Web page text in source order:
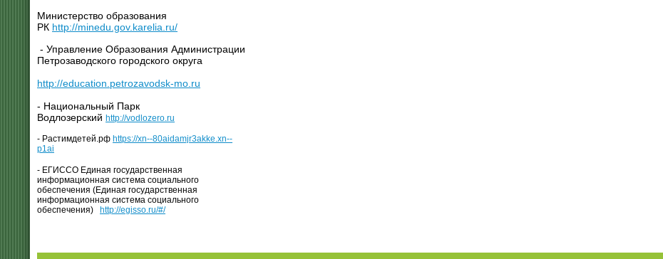
Министерство образования
РК http://minedu.gov.karelia.ru/
- Управление Образования Администрации
Петрозаводского городского округа
http://education.petrozavodsk-mo.ru
- Национальный Парк
Водлозерский http://vodlozero.ru
- Растимдетей.рф https://xn--80aidamjr3akke.xn--
p1ai
- ЕГИССО Единая государственная
информационная система социального
обеспечения (Единая государственная
информационная система социального
обеспечения) http://egisso.ru/#/